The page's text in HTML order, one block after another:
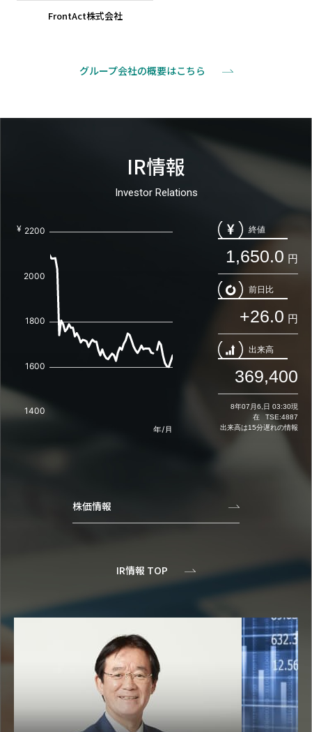
FrontAct株式会社新しいウィンドウで開きます
グループ会社の概要はこちら
IR情報
Investor Relations
株価情報
IR情報 TOP